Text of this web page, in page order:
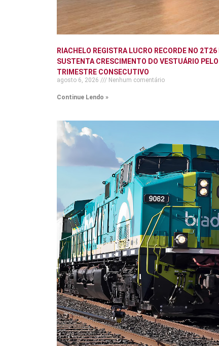
RIACHELO REGISTRA LUCRO RECORDE NO 2T26
SUSTENTA CRESCIMENTO DO VESTUÁRIO
TRIMESTRE CONSECUTIVO
agosto 6, 2026 Nenhum comentário
Continue Lendo »